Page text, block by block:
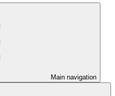
Main navigation